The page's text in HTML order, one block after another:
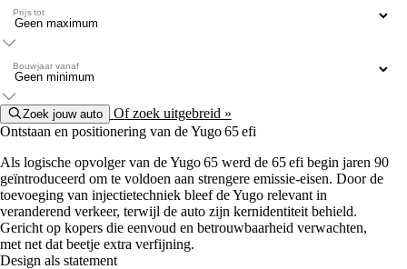
Prijs tot
Bouwjaar vanaf
Zoek jouw auto
Of zoek uitgebreid »
Ontstaan en positionering van de Yugo 65 efi
Als logische opvolger van de Yugo 65 werd de 65 efi begin jaren 90
geïntroduceerd om te voldoen aan strengere emissie-eisen. Door de
toevoeging van injectietechniek bleef de Yugo relevant in
veranderend verkeer, terwijl de auto zijn kernidentiteit behield.
Gericht op kopers die eenvoud en betrouwbaarheid verwachten,
met net dat beetje extra verfijning.
Design als statement